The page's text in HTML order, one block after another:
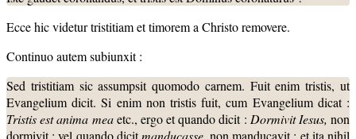
Ecce hic videtur tristitiam et timorem a Christo removere.
Continuo autem subiunxit :
Sed tristitiam sic assumpsit quomodo carnem. Fuit enim tristis, ut
Evangelium dicit. Si enim non tristis fuit, cum Evangelium dicat :
Tristis est anima meaetc., ergo et quando dicit : Dormivit Iesus,non
dormivit ; vel quando dicitmanducasse,non manducavit : et ita nihil